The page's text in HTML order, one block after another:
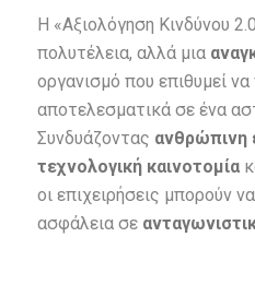
Η «Αξιολόγηση Κινδύνου
πολυτέλεια, αλλά μια
οργανισμό που επιθυμεί
αποτελεσματικά σε ένα
Συνδυάζοντας ανθρώπινη
τεχνολογική καινοτομία
οι επιχειρήσεις μπορούν
ασφάλεια σε